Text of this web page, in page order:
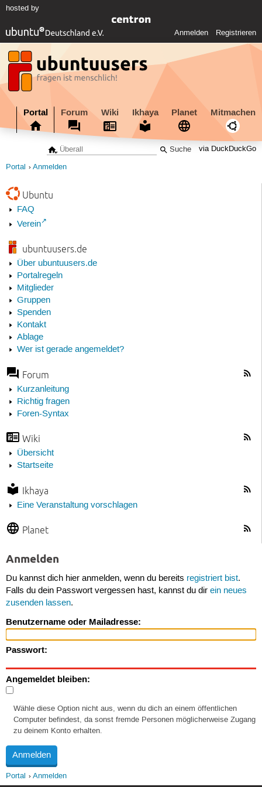
hosted by
Anmelden Registrieren
Portal Forum Wiki Ikhaya Planet Mitmachen
via DuckDuckGo
Portal Anmelden
Ubuntu
FAQ
Verein
ubuntuusers.de
Über ubuntuusers.de
Portalregeln
Mitglieder
Gruppen
Spenden
Kontakt
Ablage
Wer ist gerade angemeldet?
Forum
Kurzanleitung
Richtig fragen
Foren-Syntax
Wiki
Übersicht
Startseite
Ikhaya
Eine Veranstaltung vorschlagen
Planet
Anmelden
Du kannst dich hier anmelden, wenn du bereits registriert bist.
Falls du dein Passwort vergessen hast, kannst du dir ein neues
zusenden lassen.
Benutzername oder Mailadresse:
Passwort:
Angemeldet bleiben:
Wähle diese Option nicht aus, wenn du dich an einem öffentlichen
Computer befindest, da sonst fremde Personen möglicherweise Zugang
zu deinem Konto erhalten.
Portal Anmelden